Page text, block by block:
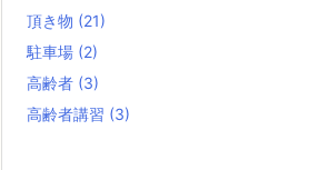
頂き物 (21)
駐車場 (2)
高齢者 (3)
高齢者講習 (3)